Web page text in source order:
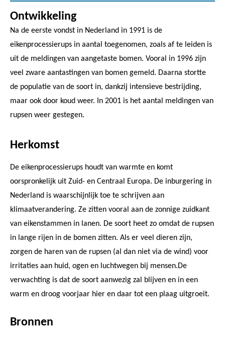
Ontwikkeling
Na de eerste vondst in Nederland in 1991 is de
eikenprocessierups in aantal toegenomen, zoals af te leiden is
uit de meldingen van aangetaste bomen. Vooral in 1996 zijn
veel zware aantastingen van bomen gemeld. Daarna stortte
de populatie van de soort in, dankzij intensieve bestrijding,
maar ook door koud weer. In 2001 is het aantal meldingen van
rupsen weer gestegen.
Herkomst
De eikenprocessierups houdt van warmte en komt
oorspronkelijk uit Zuid- en Centraal Europa. De inburgering in
Nederland is waarschijnlijk toe te schrijven aan
klimaatverandering. Ze zitten vooral aan de zonnige zuidkant
van eikenstammen in lanen. De soort heet zo omdat de rupsen
in lange rijen in de bomen zitten. Als er veel dieren zijn,
zorgen de haren van de rupsen (al dan niet via de wind) voor
irritaties aan huid, ogen en luchtwegen bij mensen.De
verwachting is dat de soort aanwezig zal blijven en in een
warm en droog voorjaar hier en daar tot een plaag uitgroeit.
Bronnen